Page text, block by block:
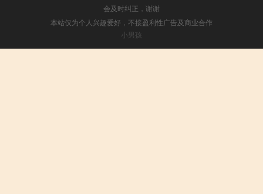
会及时纠正，谢谢
本站仅为个人兴趣爱好，不接盈利性广告及商业合作
小男孩